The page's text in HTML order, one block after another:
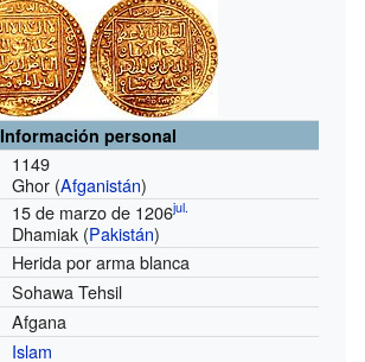
Información personal
1149
Ghor (Afganistán)
15 de marzo de 1206jul.
Dhamiak (Pakistán)
Herida por arma blanca
Sohawa Tehsil
Afgana
Islam